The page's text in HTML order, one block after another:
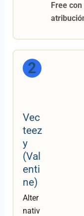
Free
2
Vec
teez
y
(Val
enti
ne)
Alter
nativ